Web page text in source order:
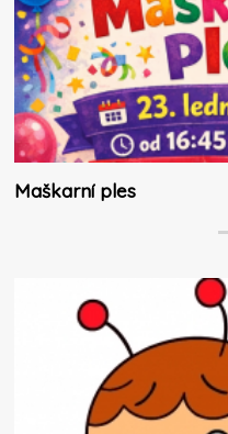
Maškarní ples